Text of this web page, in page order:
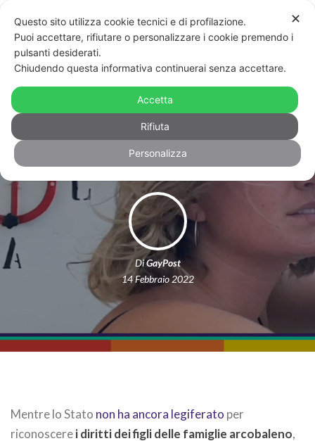
“Chiedimi se…”: Margherita racconta
la sua famiglia con due mamme –
VIDEO
DiGayPost
14 Febbraio 2022
Mentre lo Stato non ha ancora legiferato per
riconoscerei diritti dei figli delle famiglie arcobaleno,
✕
Questo sito utilizza cookie tecnici e di profilazione.
Puoi accettare, rifiutare o personalizzare i cookie premendo i
pulsanti desiderati.
Chiudendo questa informativa continuerai senza accettare.
Accetta
Rifiuta
Personalizza